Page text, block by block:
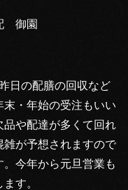
御園
日の配膳の回収など
・年始の受注もいい
品や配達が多くて回れ
が予想されますので
今年から元旦営業も
す。